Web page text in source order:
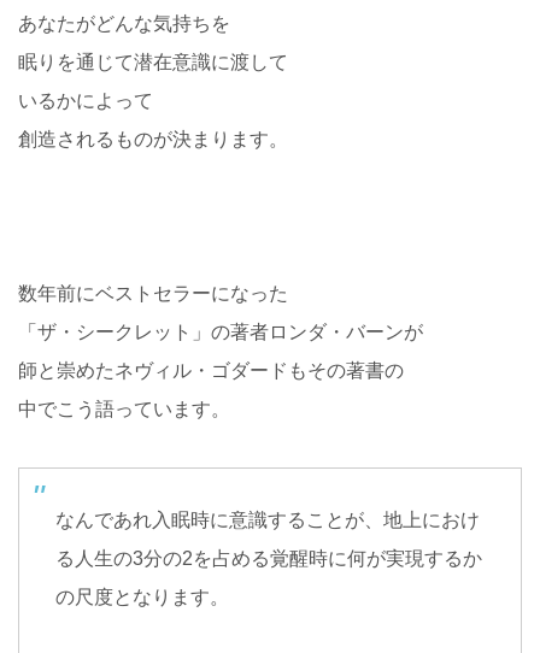
あなたがどんな気持ちを
眠りを通じて潜在意識に渡して
いるかによって
創造されるものが決まります。
数年前にベストセラーになった
「ザ・シークレット」の著者ロンダ・バーンが
師と崇めたネヴィル・ゴダードもその著書の
中でこう語っています。
なんであれ入眠時に意識することが、地上におけ
る人生の3分の2を占める覚醒時に何が実現するか
の尺度となります。